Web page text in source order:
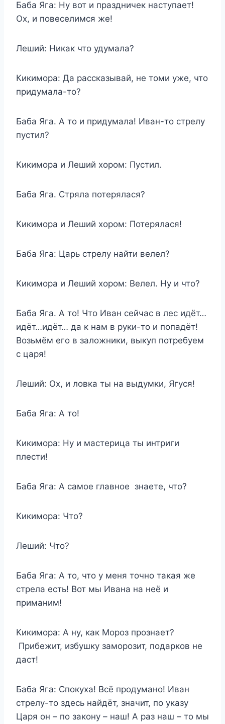
Баба Яга: Ну вот и праздничек наступает!
Ох, и повеселимся же!
Леший: Никак что удумала?
Кикимора: Да рассказывай, не томи уже, что
придумала-то?
Баба Яга. А то и придумала! Иван-то стрелу
пустил?
Кикимора и Леший хором: Пустил.
Баба Яга. Стряла потерялася?
Кикимора и Леший хором: Потерялася!
Баба Яга: Царь стрелу найти велел?
Кикимора и Леший хором: Велел. Ну и что?
Баба Яга. А то! Что Иван сейчас в лес идёт…
идёт…идёт… да к нам в руки-то и попадёт!
Возьмём его в заложники, выкуп потребуем
с царя!
Леший: Ох, и ловка ты на выдумки, Ягуся!
Баба Яга: А то!
Кикимора: Ну и мастерица ты интриги
плести!
Баба Яга: А самое главное знаете, что?
Кикимора: Что?
Леший: Что?
Баба Яга: А то, что у меня точно такая же
стрела есть! Вот мы Ивана на неё и
приманим!
Кикимора: А ну, как Мороз прознает?
Прибежит, избушку заморозит, подарков не
даст!
Баба Яга: Спокуха! Всё продумано! Иван
стрелу-то здесь найдёт, значит, по указу
Царя он – по закону – наш! А раз наш – то мы